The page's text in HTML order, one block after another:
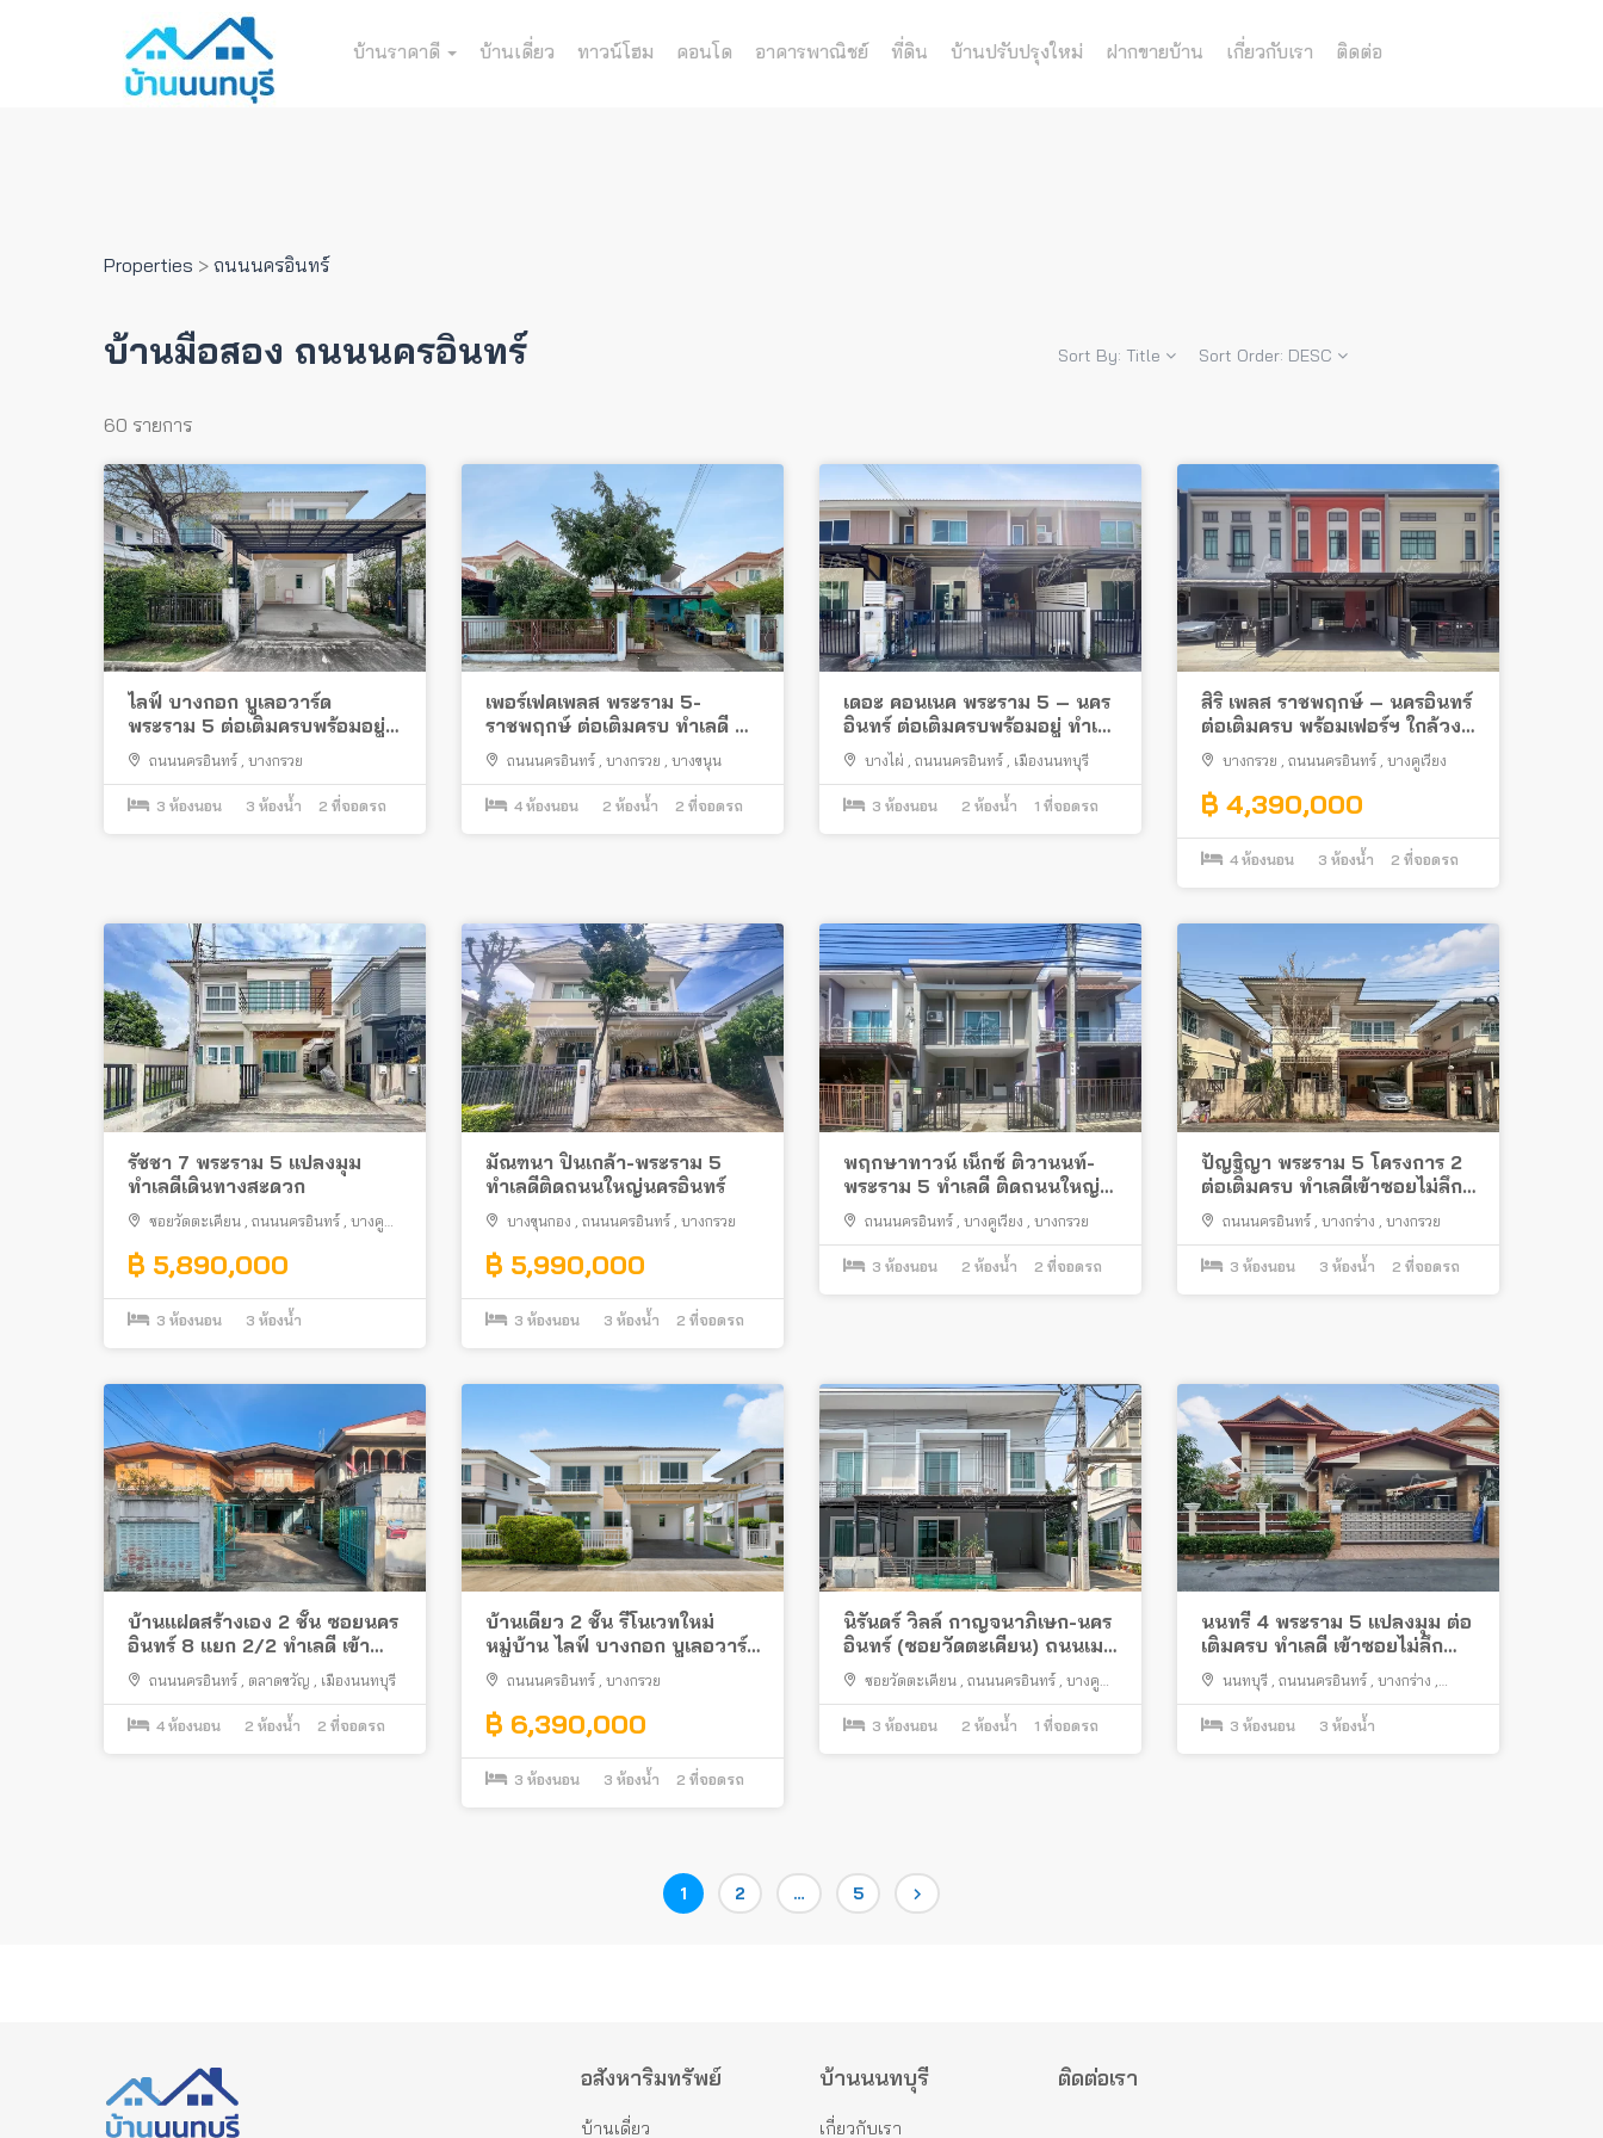
บ้านราคาดี บ้านเดี่ยว ทาวน์โฮม คอนโด อาคารพาณิชย์ ที่ดิน บ้านปรับปรุงใหม่ ฝากขายบ้าน เกี่ยวกับเรา ติดต่อ
Properties > ถนนนครอินทร์
บ้านมือสอง ถนนนครอินทร์ Sort By: Title Sort Order: DESC
60 รายการ
ไลฟ์ บางกอก บูเลอวาร์ด
พระราม 5 ต่อเติมครบพร้อมอยู่
ใกล้โลตัส นครอินทร์
ถนนนครอินทร์ , บางกรวย
3 ห้องนอน 3 ห้องน้ำ 2 ที่จอดรถ
เพอร์เฟคเพลส พระราม 5-
ราชพฤกษ์ ต่อเติมครบ ทำเลดี ติด
ถนนใหญ่นครอินทร์
ถนนนครอินทร์ , บางกรวย , บางขนุน
4 ห้องนอน 2 ห้องน้ำ 2 ที่จอดรถ
เดอะ คอนเนค พระราม 5 – นคร
อินทร์ ต่อเติมครบพร้อมอยู่ ทำเล
ดี ใกล้สะพานพระราม 5
บางไผ่ , ถนนนครอินทร์ , เมืองนนทบุรี
3 ห้องนอน 2 ห้องน้ำ 1 ที่จอดรถ
สิริ เพลส ราชพฤกษ์ – นครอินทร์
ต่อเติมครบ พร้อมเฟอร์ฯ ใกล้วง
เวียนพระราม 5
บางกรวย , ถนนนครอินทร์ , บางคูเวียง
฿ 4,390,000
4 ห้องนอน 3 ห้องน้ำ 2 ที่จอดรถ
รัชชา 7 พระราม 5 แปลงมุม
ทำเลดีเดินทางสะดวก
ซอยวัดตะเคียน ถนนนครอินทร์ บางคู
฿ 5,890,000
3 ห้องนอน 3 ห้องน้ำ
มัณฑนา ปิ่นเกล้า-พระราม 5
ทำเลดีติดถนนใหญ่นครอินทร์
บางขุนกอง ถนนนครอินทร์ บางกรวย
฿ 5,990,000
3 ห้องนอน 3 ห้องน้ำ 2 ที่จอดรถ
พฤกษาทาวน์ เน็กซ์ ติวานนท์-
พระราม 5 ทำเลดี ติดถนนใหญ่
นครอินทร์
ถนนนครอินทร์ บางคูเวียง บางกรวย
3 ห้องนอน 2 ห้องน้ำ 2 ที่จอดรถ
ปัญฐิญา พระราม 5 โครงการ 2
ต่อเติมครบ ทำเลดีเข้าซอยไม่ลึก
ใกล้โลตัส นครอินทร์
ถนนนครอินทร์ บางกร่าง บางกรวย
3 ห้องนอน 3 ห้องน้ำ 2 ที่จอดรถ
บ้านแฝดสร้างเอง 2 ชั้น ซอยนคร
อินทร์ 8 แยก 2/2 ทำเลดี เข้า
ซอยไม่ลึก ใกล้สะพานพระราม 5
ถนนนครอินทร์ , ตลาดขวัญ , เมืองนนทบุรี
4 ห้องนอน 2 ห้องน้ำ 2 ที่จอดรถ
บ้านเดี่ยว 2 ชั้น รีโนเวทใหม่
หมู่บ้าน ไลฟ์ บางกอก บูเลอวาร์ด
พระราม 5 ต้นโครงการ พร้อมอยู่
ถนนนครอินทร์ , บางกรวย
฿ 6,390,000
3 ห้องนอน 3 ห้องน้ำ 2 ที่จอดรถ
นิรันดร์ วิลล์ กาญจนาภิเษก-นคร
อินทร์ (ซอยวัดตะเคียน) ถนนเมน
ต่อเติมครบพร้อมอยู่
ซอยวัดตะเคียน , ถนนนครอินทร์ , บางคู
เวียง , บางกรวย
3 ห้องนอน 2 ห้องน้ำ 1 ที่จอดรถ
นนทรี 4 พระราม 5 แปลงมุม ต่อ
เติมครบ ทำเลดี เข้าซอยไม่ลึก
ใกล้แยกโลตัส นครอินทร์
นนทบุรี , ถนนนครอินทร์ , บางกร่าง ,
เมืองนนทบุรี
3 ห้องนอน 3 ห้องน้ำ
Page
1 Page
2 … Page
5
อสังหาริมทรัพย์
บ้านเดี่ยว
บ้านนนทบุรี
เกี่ยวกับเรา
ติดต่อเรา